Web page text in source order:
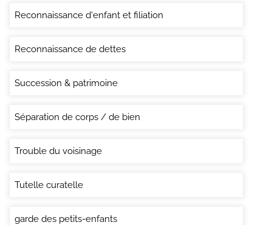
Reconnaissance d'enfant et filiation
Reconnaissance de dettes
Succession & patrimoine
Séparation de corps / de bien
Trouble du voisinage
Tutelle curatelle
garde des petits-enfants